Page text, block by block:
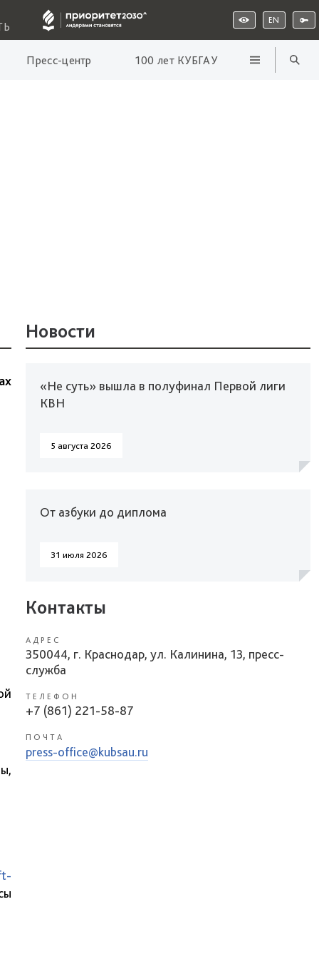
EN
Пресс-центр 100 лет КУБГАУ
Новости
«Не суть» вышла в полуфинал Первой лиги
КВН
5 августа 2026
От азбуки до диплома
31 июля 2026
Контакты
АДРЕС
350044, г. Краснодар, ул. Калинина, 13, пресс-
служба
ТЕЛЕФОН
+7 (861) 221-58-87
ПОЧТА
press-office@kubsau.ru